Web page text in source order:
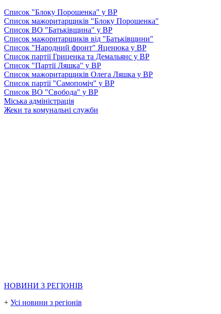
Список "Блоку Порошенка" у ВР
Список мажоритарщиків "Блоку Порошенка"
Список ВО "Батьківщина" у ВР
Список мажоритарщиків від "Батьківщини"
Список "Народний фронт" Яценюка у ВР
Список партії Гриценка та Демальянс у ВР
Список "Партії Ляшка" у ВР
Список мажоритарщиків Олега Ляшка у ВР
Список партії "Самопоміч" у ВР
Список ВО "Свобода" у ВР
Міська адміністрація
Жеки та комунальні служби
НОВИНИ З РЕГІОНІВ
+ Усі новини з регіонів